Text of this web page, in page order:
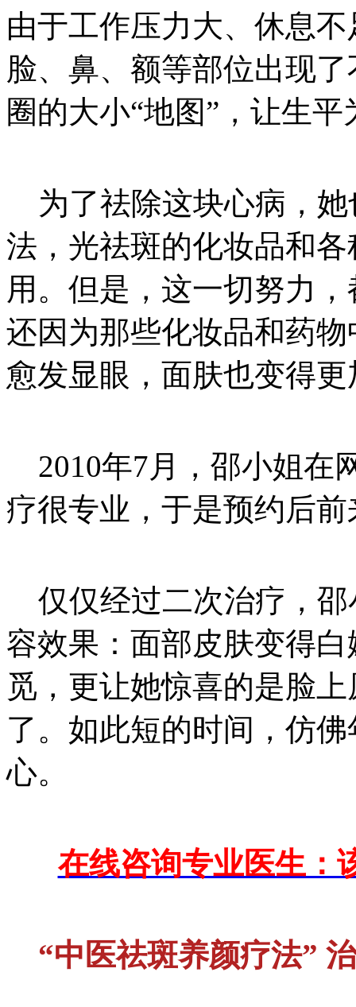
由于工作压力大、休息
脸、鼻、额等部位出现
圈的大小“地图”，让生
为了祛除这块心病，她
法，光祛斑的化妆品和
用。但是，这一切努力
还因为那些化妆品和药
愈发显眼，面肤也变得
2010年7月，邵小姐在
疗很专业，于是预约后
仅仅经过二次治疗，邵
容效果：面部皮肤变得
觅，更让她惊喜的是脸
了。如此短的时间，仿
心。
在线咨询专业医生：
“中医祛斑养颜疗法”